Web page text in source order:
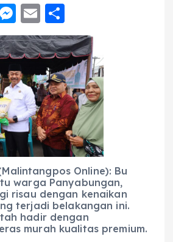
M
e
ss
e
n
g
er
E
m
ai
l
h
a
re
Online): Bu
warga Panyabungan,
risau dengan kenaikan
terjadi belakangan ini.
hadir dengan
murah kualitas premium.